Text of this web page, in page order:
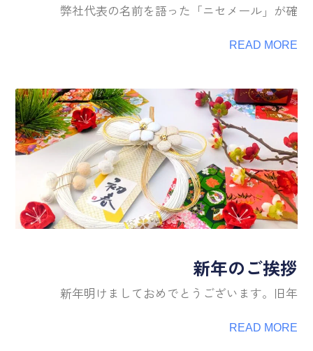
弊社代表の名前を語った「ニセメール」が確
READ MORE
新年のご挨拶
新年明けましておめでとうございます。旧年
READ MORE